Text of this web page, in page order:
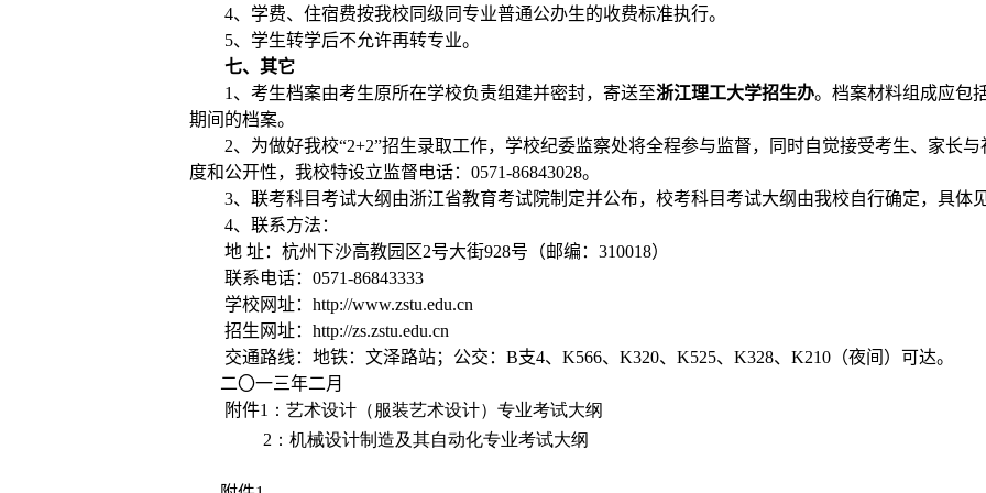
4、学费、住宿费按我校同级同专业普通公办生的收费标准执行。
5、学生转学后不允许再转专业。
七、其它
1 、考生档案由考生原所在学校负责组建并密封，寄送至浙江理工大学招生办。档案材料组成应包
期间的档案。
2、 为做好我校“2+2”招生录取工作，学校纪委监察处将全程参与监督，同时自觉接受考生、家长
度和公开性，我校特设立监督电话： 0571-86843028。
3、联考科目考试大纲由浙江省教育考试院制定并公布，校考科目考试大纲由我校自行确定，具体
4、联系方法：
地 址：杭州下沙高教园区2号大街928号（邮编： 310018）
联系电话： 0571-86843333
学校网址： http://www.zstu.edu.cn
招生网址： http://zs.zstu.edu.cn
交通路线：地铁：文泽路站；公交： B支4、 K566、 K320、 K525、 K328、 K210 （夜间）可达。
二〇一三年二月
附件1 ：艺术设计（服装艺术设计）专业考试大纲
2 ：机械设计制造及其自动化专业考试大纲